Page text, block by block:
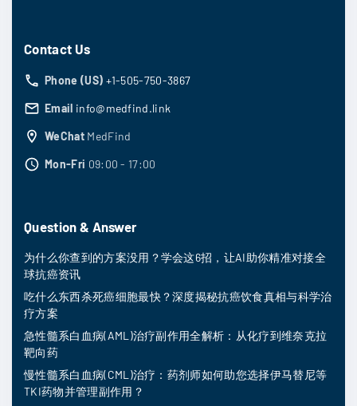
Contact Us
Phone (US) +1-505-750-3867
Email info@medfind.link
WeChat MedFind
Mon-Fri 09:00 - 17:00
Question & Answer
为什么你查到的方案没用？学会这6招，让AI助你精准对接全
球抗癌资讯
吃什么东西杀死癌细胞最快？深度揭秘抗癌饮食真相与科学治
疗方案
急性髓系白血病(AML)治疗副作用全解析：从化疗到维奈克拉
靶向药
慢性髓系白血病(CML)治疗：药剂师如何助您选择伊马替尼等
TKI药物并管理副作用？